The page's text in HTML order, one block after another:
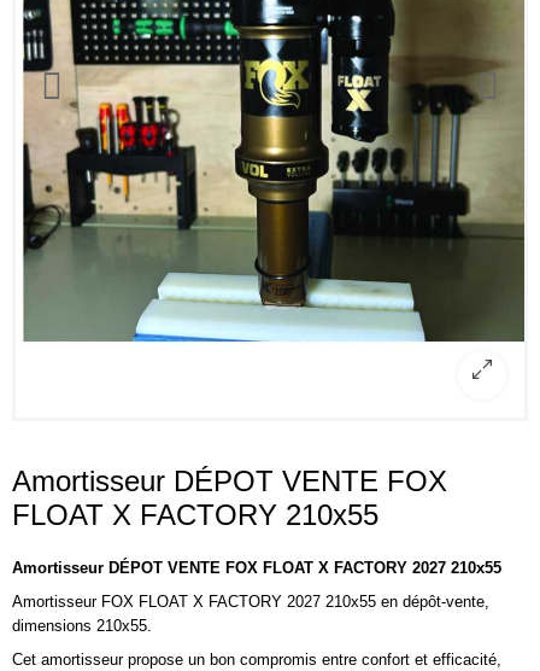
Amortisseur DÉPOT VENTE FOX
FLOAT X FACTORY 210x55
Amortisseur DÉPOT VENTE FOX FLOAT X FACTORY 2027 210x55
Amortisseur FOX FLOAT X FACTORY 2027 210x55 en dépôt-vente,
dimensions 210x55.
Cet amortisseur propose un bon compromis entre confort et efficacité,